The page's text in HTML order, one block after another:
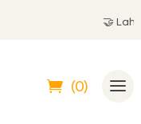
Lahko
(0)